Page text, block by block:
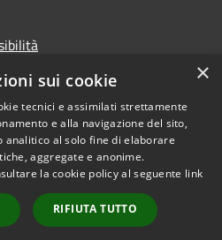
Copyright © 2026 • Comune di
Lorenzago di Cadore • Powered
byMunicipium
Accesso
redazione
×
sui cookie
tecnici e assimilati strettamente
e alla navigazione del sito,
analitico al solo fine di elaborare
aggregate e anonime.
la cookie policy al seguente link
RIFIUTA TUTTO